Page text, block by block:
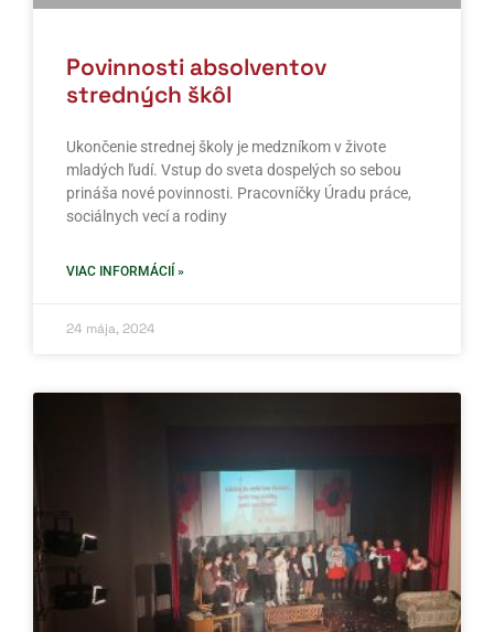
Povinnosti absolventov
stredných škôl
Ukončenie strednej školy je medzníkom v živote
mladých ľudí. Vstup do sveta dospelých so sebou
prináša nové povinnosti. Pracovníčky Úradu práce,
sociálnych vecí a rodiny
VIAC INFORMÁCIÍ »
24 mája, 2024